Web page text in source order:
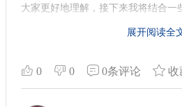
5. 文化适应与交友
留学不仅仅是学术上的追求，
艰难。建议你多参加校园活动，主
友，通过交流来缓解文化差异带来
学业。如果不打工，合理安排自己的
重要性。前期的准备工作做到位，
大家更好地理解，接下来我将结合一
同，差异也会相应增大。一般来说
展开阅读全
0 0 0条评论 收